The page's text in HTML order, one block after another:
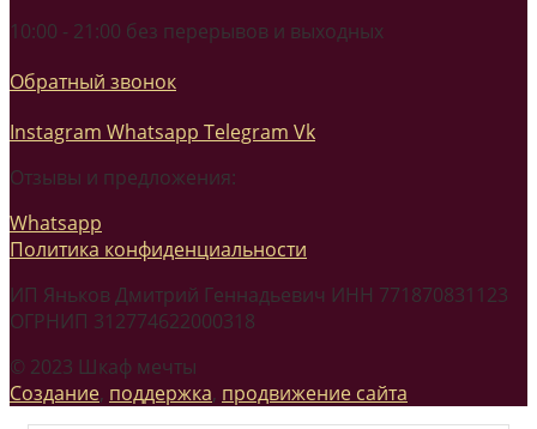
10:00 - 21:00 без перерывов и выходных
Обратный звонок
Instagram Whatsapp Telegram Vk
Отзывы и предложения:
Whatsapp
Политика конфиденциальности
ИП Яньков Дмитрий Геннадьевич ИНН 771870831123
ОГРНИП 312774622000318
© 2023 Шкаф мечты
Создание, поддержка, продвижение сайта